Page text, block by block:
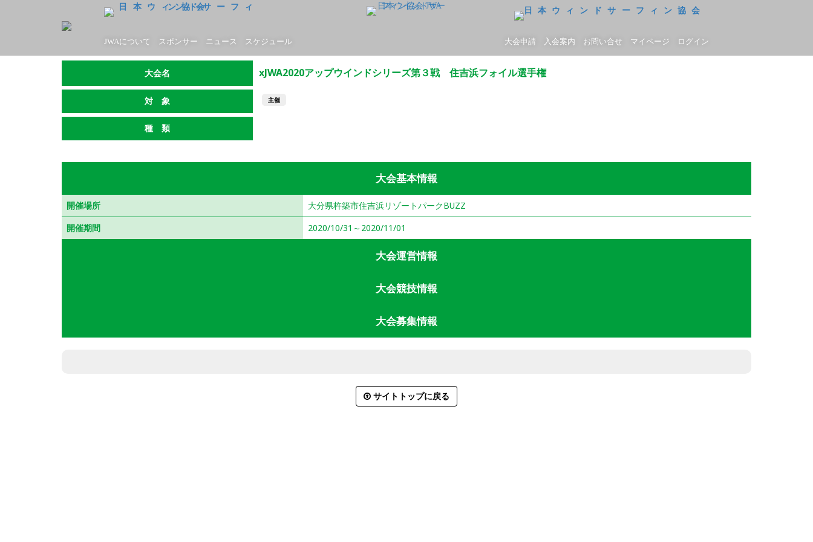
JWAについて スポンサー ニュース スケジュール 大会申請 入会案内 お問い合せ マイページ ログイン
大会名 xJWA2020アップウインドシリーズ第３戦 住吉浜フォイル選手権
対 象 主催
種 類
大会基本情報
開催場所
大分県杵築市住吉浜リゾートパークBUZZ
開催期間
2020/10/31～2020/11/01
大会運営情報
大会競技情報
大会募集情報
サイトトップに戻る